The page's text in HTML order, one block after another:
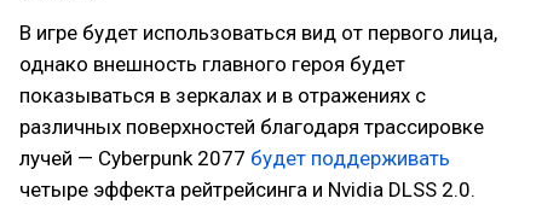
В игре будет использоваться вид от первого лица,
однако внешность главного героя будет
показываться в зеркалах и в отражениях с
различных поверхностей благодаря трассировке
лучей — Cyberpunk 2077 будет поддерживать
четыре эффекта рейтрейсинга и Nvidia DLSS 2.0.